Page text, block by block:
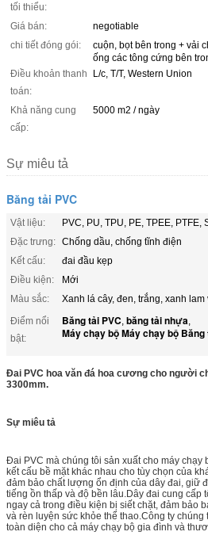
tối thiểu:
Giá bán:
negotiable
chi tiết đóng gói:
cuộn, bọt bên trong + vải
ống các tông cứng bên
Điều khoản thanh
toán:
L/c, T/T, Western Union
Khả năng cung
cấp:
5000 m2 / ngày
Sự miêu tả
Băng tải PVC
Vật liệu:
PVC, PU, ​​TPU, PE, TPEE, PTFE,
Đặc trưng: Chống dầu, chống tĩnh điện
Kết cấu:
đai đầu kẹp
Điều kiện:
Mới
Màu sắc:
Xanh lá cây, đen, trắng, xanh
Điểm nổi
bật:
Băng tải PVC, băng tải nhựa,
Máy chạy bộ Máy chạy bộ Băng
Đai PVC hoa văn đá hoa cương cho người
3300mm.
Sự miêu tả
Đai PVC mà chúng tôi sản xuất cho máy chạy
kết cấu bề mặt khác nhau cho tùy chọn của
đảm bảo chất lượng ổn định của dây đai, giữ
tiếng ồn thấp và độ bền lâu.Dây đai cung cấp
ngay cả trong điều kiện bị siết chặt, đảm bảo
và rèn luyện sức khỏe thể thao.Công ty
toàn diện cho cả máy chạy bộ gia đình và